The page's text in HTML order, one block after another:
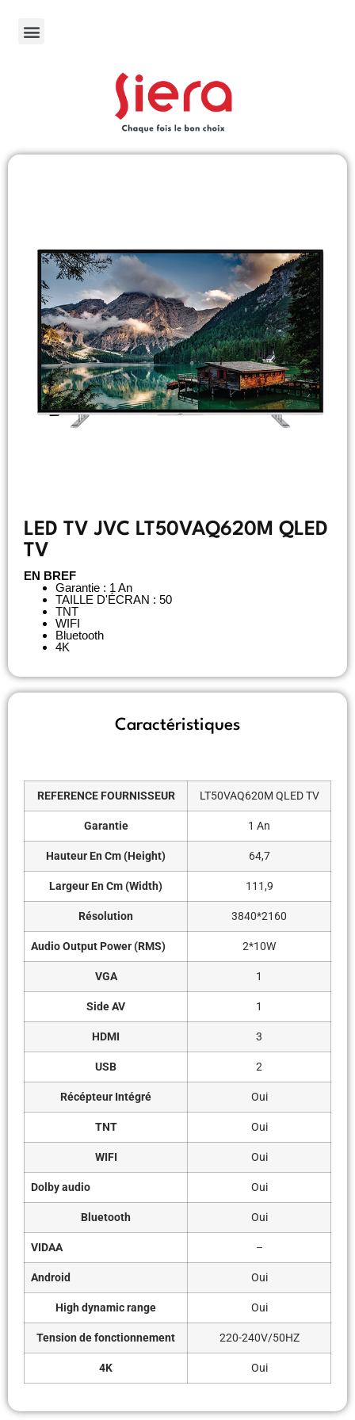
LED TV JVC LT50VAQ620M QLED
TV
EN BREF
Garantie : 1 An
TAILLE D'ÉCRAN : 50
TNT
WIFI
Bluetooth
4K
Caractéristiques
REFERENCE FOURNISSEUR LT50VAQ620M QLED TV
Garantie 1 An
Hauteur En Cm (Height) 64,7
Largeur En Cm (Width) 111,9
Résolution 3840*2160
Audio Output Power (RMS) 2*10W
VGA 1
Side AV 1
HDMI 3
USB 2
Récépteur Intégré Oui
TNT Oui
WIFI Oui
Dolby audio Oui
Bluetooth Oui
VIDAA –
Android Oui
High dynamic range Oui
Tension de fonctionnement 220-240V/50HZ
4K Oui